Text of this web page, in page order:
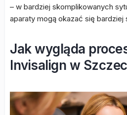
– w bardziej skomplikowanych
aparaty mogą okazać się bardziej
Jak wygląda
Invisalign w